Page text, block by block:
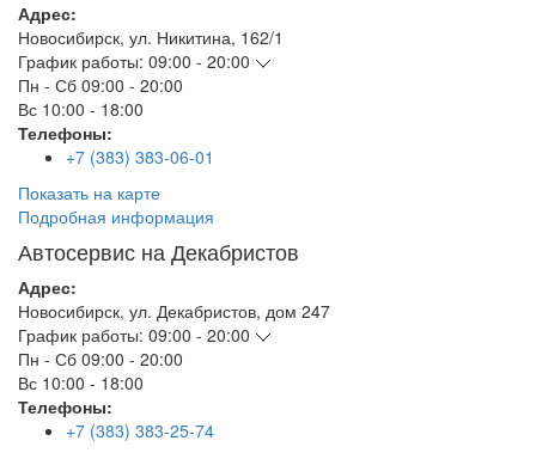
Адрес:
Новосибирск, ул. Никитина, 162/1
График работы: 09:00 - 20:00
Пн - Сб 09:00 - 20:00
Вс 10:00 - 18:00
Телефоны:
+7 (383) 383-06-01
Показать на карте
Подробная информация
Автосервис на Декабристов
Адрес:
Новосибирск, ул. Декабристов, дом 247
График работы: 09:00 - 20:00
Пн - Сб 09:00 - 20:00
Вс 10:00 - 18:00
Телефоны:
+7 (383) 383-25-74